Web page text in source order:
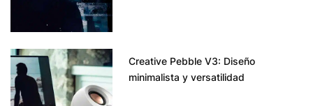
Creative Pebble V3: Diseño
minimalista y versatilidad